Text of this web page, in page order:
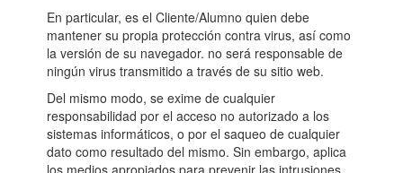
En particular, es el Cliente/Alumno quien debe
mantener su propia protección contra virus, así como
la versión de su navegador. no será responsable de
ningún virus transmitido a través de su sitio web.
Del mismo modo, se exime de cualquier
responsabilidad por el acceso no autorizado a los
sistemas informáticos, o por el saqueo de cualquier
dato como resultado del mismo. Sin embargo, aplica
los medios apropiados para prevenir las intrusiones